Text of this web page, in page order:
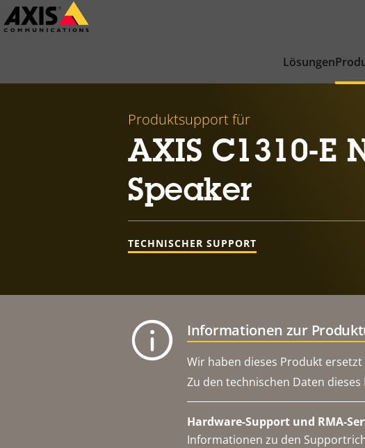
Zum
Hauptinhalt
Lösungen
Produktsupport für
AXIS C1310-E
Speaker
TECHNISCHER SUPPORT
Informationen zur
Wir haben dieses Produkt
Zu den technischen Daten
Hardware-Support und RMA-
Informationen zu den